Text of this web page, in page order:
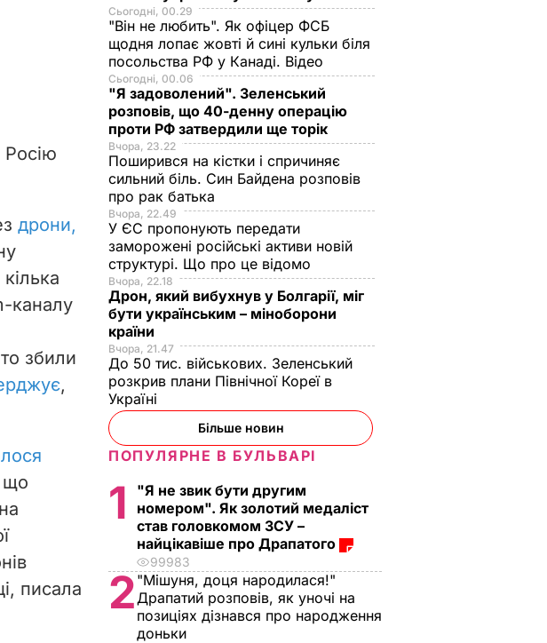
Росію
дрони,
каналу
збили
,
що
писала
Сьогодні, 00.29
"Він не любить". Як офіцер ФСБ
щодня лопає жовті й сині кульки біля
посольства РФ у Канаді. Відео
Сьогодні, 00.06
"Я задоволений". Зеленський
розповів, що 40-денну операцію
проти РФ затвердили ще торік
Вчора, 23.22
Поширився на кістки і спричиняє
сильний біль. Син Байдена розповів
про рак батька
Вчора, 22.49
У ЄС пропонують передати
заморожені російські активи новій
структурі. Що про це відомо
Вчора, 22.18
Дрон, який вибухнув у Болгарії, міг
бути українським – міноборони
країни
Вчора, 21.47
До 50 тис. військових. Зеленський
розкрив плани Північної Кореї в
Україні
Більше новин
ПОПУЛЯРНЕ В БУЛЬВАРІ
1
"Я не звик бути другим
номером". Як золотий медаліст
став головкомом ЗСУ –
найцікавіше про Драпатого
99983
2 "Мішуня, доця народилася!"
Драпатий розповів, як уночі на
позиціях дізнався про народження
доньки